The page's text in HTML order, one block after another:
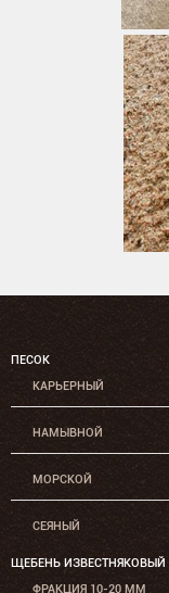
ПЕСОК
КАРЬЕРНЫЙ
НАМЫВНОЙ
МОРСКОЙ
СЕЯНЫЙ
ЩЕБЕНЬ ИЗВЕСТНЯКОВЫЙ
ФРАКЦИЯ 10-20 ММ